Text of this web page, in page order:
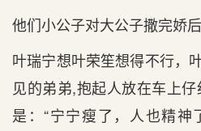
他们小公子对大公子撒完娇
叶瑞宁想叶荣笙想得不行，
见的弟弟,抱起人放在车上
是：“宁宁瘦了，人也精